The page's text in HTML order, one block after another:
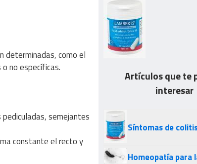
determinadas, como el
no específicas.
semejantes
constante el recto y
Artículos que te
interesar
Síntomas de
Homeopatía para